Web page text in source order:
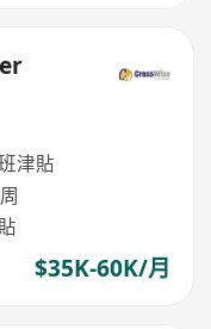
津貼
$35K-60K/月